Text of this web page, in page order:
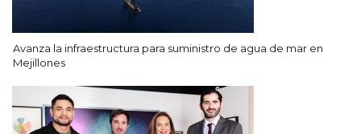
Avanza la infraestructura para suministro de agua de mar en
Mejillones